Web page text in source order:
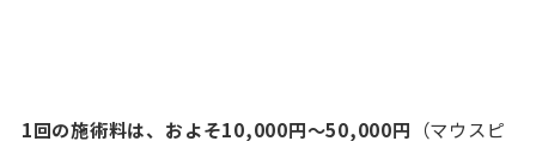
1回の施術料は、およそ10,000円〜50,000円 （マウスピ